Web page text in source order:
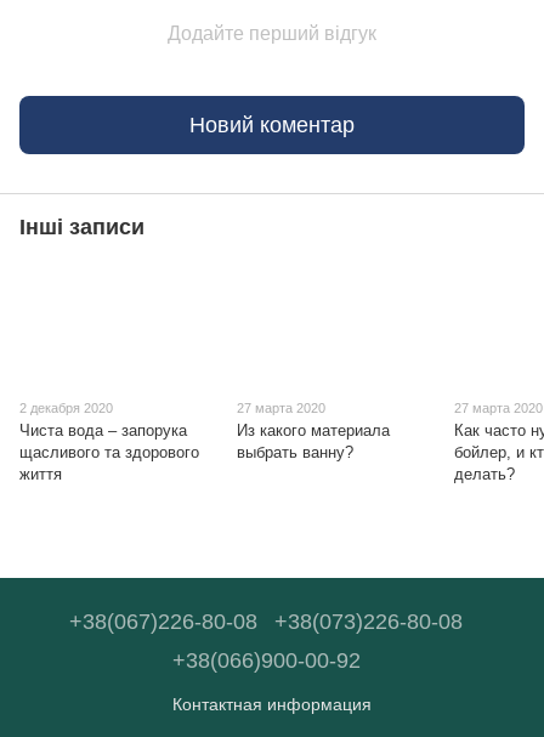
Додайте перший відгук
Новий коментар
Інші записи
2 декабря 2020
Чиста вода – запорука
щасливого та здорового
життя
27 марта 2020
Из какого материала
выбрать ванну?
27 марта 2020
Как часто
бойлер, и
делать?
+38(067)226-80-08
+38(073)226-80-08
+38(066)900-00-92
Контактная информация